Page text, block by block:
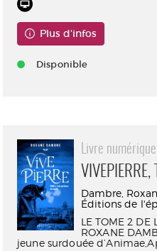
Plus d'infos
Disponible
Livre
VIVEPIERRE,
Dambre,
Éditions de
LE TOME 2 DE
ROXANE
jeune surdouée